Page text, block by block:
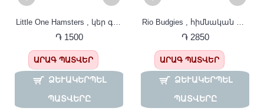
Little One Hamsters , կեր գերմանամկան համար
֏ 1500
ԱՐԱԳ ՊԱՏՎԵՐ
ՁԵՒԱԿԵՐՊԵԼ Պ
ԱՏՎԵՐԸ
Rio Budgies , հիմնական կեր ալիքավոր թութակների համար
֏ 2850
ԱՐԱԳ ՊԱՏՎԵՐ
ՁԵՒԱԿԵՐՊԵԼ Պ
ԱՏՎԵՐԸ